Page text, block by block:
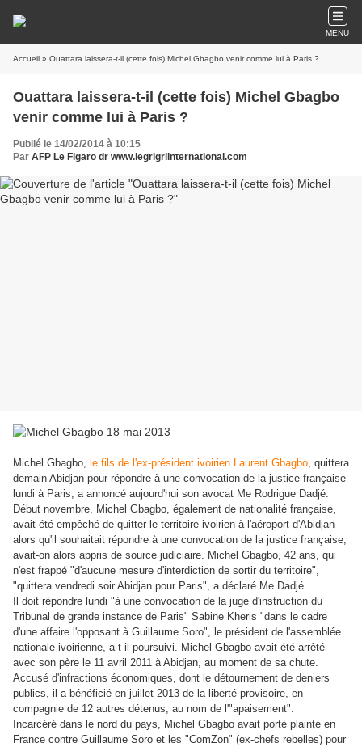
MENU
Accueil » Ouattara laissera-t-il (cette fois) Michel Gbagbo venir comme lui à Paris ?
Ouattara laissera-t-il (cette fois) Michel Gbagbo
venir comme lui à Paris ?
Publié le 14/02/2014 à 10:15
Par AFP Le Figaro dr www.legrigriinternational.com
Michel Gbagbo, le fils de l'ex-président ivoirien Laurent Gbagbo, quittera
demain Abidjan pour répondre à une convocation de la justice française
lundi à Paris, a annoncé aujourd'hui son avocat Me Rodrigue Dadjé.
Début novembre, Michel Gbagbo, également de nationalité française,
avait été empêché de quitter le territoire ivoirien à l'aéroport d'Abidjan
alors qu'il souhaitait répondre à une convocation de la justice française,
avait-on alors appris de source judiciaire. Michel Gbagbo, 42 ans, qui
n'est frappé "d'aucune mesure d'interdiction de sortir du territoire",
"quittera vendredi soir Abidjan pour Paris", a déclaré Me Dadjé.
Il doit répondre lundi "à une convocation de la juge d'instruction du
Tribunal de grande instance de Paris" Sabine Kheris "dans le cadre
d'une affaire l'opposant à Guillaume Soro", le président de l'assemblée
nationale ivoirienne, a-t-il poursuivi. Michel Gbagbo avait été arrêté
avec son père le 11 avril 2011 à Abidjan, au moment de sa chute.
Accusé d'infractions économiques, dont le détournement de deniers
publics, il a bénéficié en juillet 2013 de la liberté provisoire, en
compagnie de 12 autres détenus, au nom de l'"apaisement".
Incarcéré dans le nord du pays, Michel Gbagbo avait porté plainte en
France contre Guillaume Soro et les "ComZon" (ex-chefs rebelles) pour